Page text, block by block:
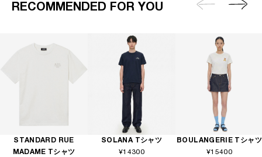
RECOMMENDED FOR YOU
STANDARD RUE
MADAME Tシャツ
SOLANA Tシャツ
¥14300
BOULANGERIE Tシャツ
¥15400